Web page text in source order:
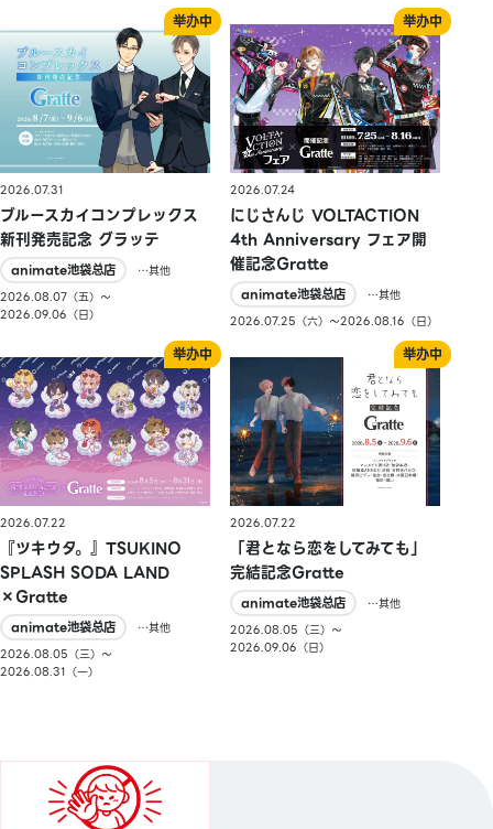
2026.07.31
ブルースカイコンプレックス
新刊発売記念 グラッテ
animate池袋总店
…其他
2026.08.07（五）〜
2026.09.06（日）
2026.07.24
にじさんじ VOLTACTION
4th Anniversary フェア開
催記念Gratte
animate池袋总店
…其他
2026.07.25（六）〜2026.08.16（日）
2026.07.22
『ツキウタ。』TSUKINO
SPLASH SODA LAND
×Gratte
animate池袋总店
…其他
2026.08.05（三）〜
2026.08.31（一）
2026.07.22
「君となら恋をしてみても」
完結記念Gratte
animate池袋总店
…其他
2026.08.05（三）〜
2026.09.06（日）